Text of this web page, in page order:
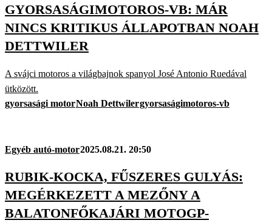
GYORSASÁGIMOTOROS-VB: MÁR
NINCS KRITIKUS ÁLLAPOTBAN NOAH
DETTWILER
A svájci motoros a világbajnok spanyol José Antonio Ruedával
ütközött.
gyorsasági motorNoah Dettwilergyorsaságimotoros-vb
Egyéb autó-motor2025.08.21. 20:50
RUBIK-KOCKA, FŰSZERES GULYÁS:
MEGÉRKEZETT A MEZŐNY A
BALATONFŐKAJÁRI MOTOGP-